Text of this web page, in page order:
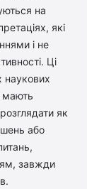
на
які
і не
Ці
наукових
мають
як
або
завжди